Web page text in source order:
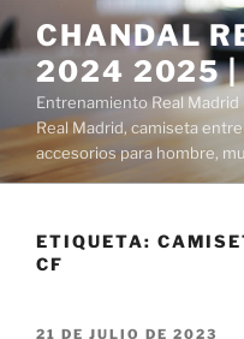
Saltar
al
contenido
CHANDAL
2024 2025 |
Entrenamiento Real Madrid
Real Madrid, camiseta
accesorios para hombre,
ETIQUETA:
CF
PUBLICADO
21 DE JULIO DE 2023